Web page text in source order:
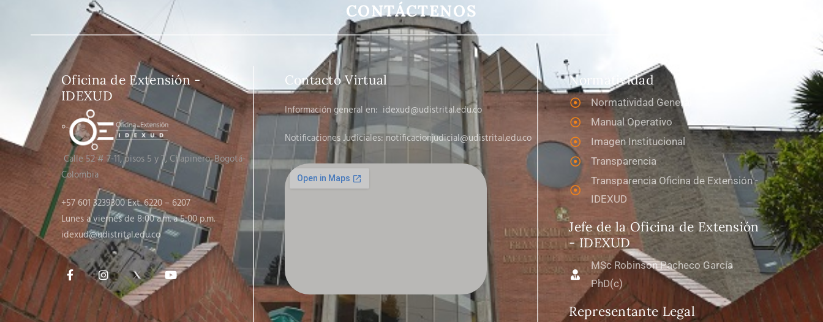
CONTÁCTENOS
Oficina de Extensión -
IDEXUD
Calle 52 # 7-11, pisos 5 y 7, Chapinero, Bogotá-
Colombia
+57 601 3239300 Ext. 6220 – 6207
Lunes a viernes de 8:00 a.m. a 5:00 p.m.
idexud@udistrital.edu.co
Contacto Virtual
Información general en: idexud@udistrital.edu.co
Notificaciones Judiciales: notificacionjudicial@udistrital.edu.co
Normatividad
Normatividad General
Manual Operativo
Imagen Institucional
Transparencia
Transparencia Oficina de Extensión -
IDEXUD
Jefe de la Oficina de Extensión
- IDEXUD
MSc Robinson Pacheco García
PhD(c)
Representante Legal